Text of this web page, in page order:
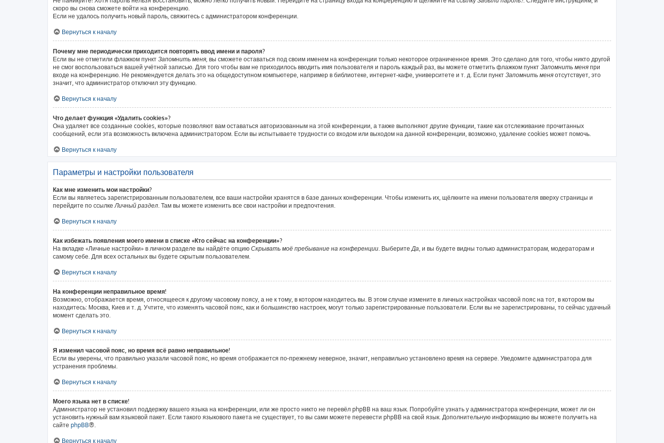
скоро вы снова сможете войти на конференцию.
Если не удалось получить новый пароль, свяжитесь с администратором конференции.
Вернуться к началу
Почему мне периодически приходится повторять ввод имени и пароля?
Если вы не отметили флажком пункт Запомнить меня, вы сможете оставаться под своим именем на конференции только некоторое ограниченное время. Это сделано для того, чтобы никто другой
не смог воспользоваться вашей учётной записью. Для того чтобы вам не приходилось вводить имя пользователя и пароль каждый раз, вы можете отметить флажком пункт Запомнить меня при
входе на конференцию. Не рекомендуется делать это на общедоступном компьютере, например в библиотеке, интернет-кафе, университете и т. д. Если пункт Запомнить меня отсутствует, это
значит, что администратор отключил эту функцию.
Вернуться к началу
Что делает функция «Удалить cookies»?
Она удаляет все созданные cookies, которые позволяют вам оставаться авторизованным на этой конференции, а также выполняют другие функции, такие как отслеживание прочитанных
сообщений, если эта возможность включена администратором. Если вы испытываете трудности со входом или выходом на данной конференции, возможно, удаление cookies может помочь.
Вернуться к началу
Параметры и настройки пользователя
Как мне изменить мои настройки?
Если вы являетесь зарегистрированным пользователем, все ваши настройки хранятся в базе данных конференции. Чтобы изменить их, щёлкните на имени пользователя вверху страницы и
перейдите по ссылкеЛичный раздел. Там вы можете изменить все свои настройки и предпочтения.
Вернуться к началу
Как избежать появления моего имени в списке «Кто сейчас на конференции»?
На вкладке «Личные настройки» в личном разделе вы найдёте опцию Скрывать моё пребывание на конференции. ВыберитеДа, и вы будете видны только администраторам, модераторам и
самому себе. Для всех остальных вы будете скрытым пользователем.
Вернуться к началу
На конференции неправильное время!
Возможно, отображается время, относящееся к другому часовому поясу, а не к тому, в котором находитесь вы. В этом случае измените в личных настройках часовой пояс на тот, в котором вы
находитесь: Москва, Киев и т. д. Учтите, что изменять часовой пояс, как и большинство настроек, могут только зарегистрированные пользователи. Если вы не зарегистрированы, то сейчас удачный
момент сделать это.
Вернуться к началу
Я изменил часовой пояс, но время всё равно неправильное!
Если вы уверены, что правильно указали часовой пояс, но время отображается по-прежнему неверное, значит, неправильно установлено время на сервере. Уведомите администратора для
устранения проблемы.
Вернуться к началу
Моего языка нет в списке!
Администратор не установил поддержку вашего языка на конференции, или же просто никто не перевёл phpBB на ваш язык. Попробуйте узнать у администратора конференции, может ли он
установить нужный вам языковой пакет. Если такого языкового пакета не существует, то вы сами можете перевести phpBB на свой язык. Дополнительную информацию вы можете получить на
сайте phpBB®.
Вернуться к началу